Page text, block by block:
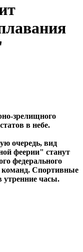
зрелищного
в небе.
очередь, вид
феерии" станут
федерального
команд. Спортивные
утренние часы.